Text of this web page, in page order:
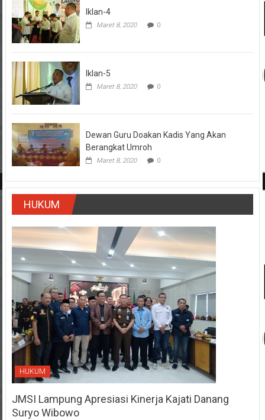
Iklan-4
Maret 8, 2020 0
Iklan-5
Maret 8, 2020 0
Dewan Guru Doakan Kadis Yang Akan
Berangkat Umroh
Maret 8, 2020 0
HUKUM
HUKUM
JMSI Lampung Apresiasi Kinerja Kajati Danang
Suryo Wibowo